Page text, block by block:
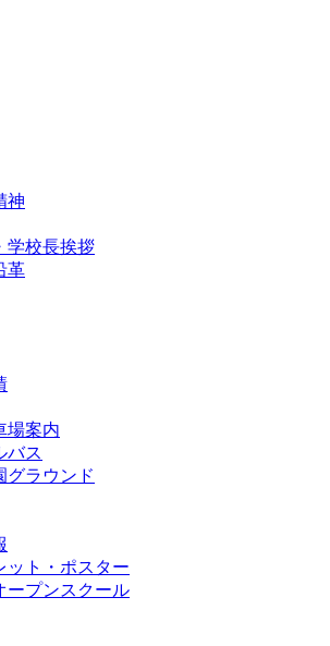
神
学校長挨拶
革
場案内
バス
グラウンド
ット・ポスター
ープンスクール